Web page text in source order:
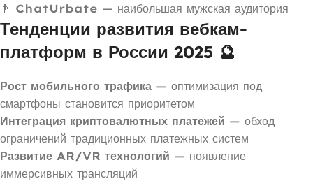
👨 ChatUrbate — наибольшая мужская аудитория
Тенденции развития вебкам-
платформ в России 2025 🔮
Рост мобильного трафика — оптимизация под
смартфоны становится приоритетом
Интеграция криптовалютных платежей — обход
ограничений традиционных платежных систем
Развитие AR/VR технологий — появление
иммерсивных трансляций